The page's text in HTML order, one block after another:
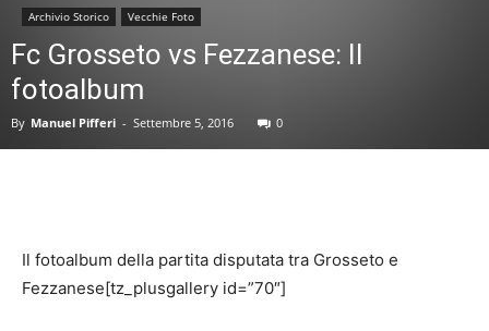
Archivio Storico Vecchie Foto
Fc Grosseto vs Fezzanese: Il
fotoalbum
By Manuel Pifferi - Settembre 5, 2016 0
Il fotoalbum della partita disputata tra Grosseto e
Fezzanese[tz_plusgallery id=”70″]